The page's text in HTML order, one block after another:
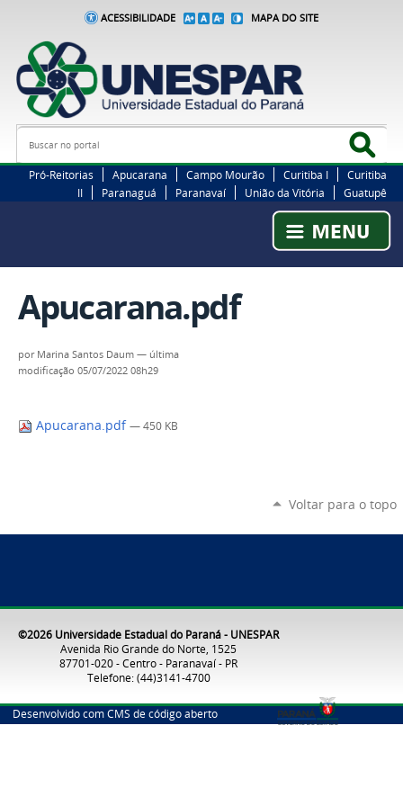
ACESSIBILIDADE MAPA DO SITE
Busca
Pró-Reitorias Apucarana Campo Mourão Curitiba I
Curitiba
II
Paranaguá Paranavaí União da Vitória Guatupê
Apucarana.pdf
por Marina Santos Daum — última
modificação 05/07/2022 08h29
Apucarana.pdf — 450 KB
Voltar para o topo
©2026 Universidade Estadual do Paraná - UNESPAR
Avenida Rio Grande do Norte, 1525
87701-020 - Centro - Paranavaí - PR
Telefone: (44)3141-4700
Desenvolvido com CMS de código aberto